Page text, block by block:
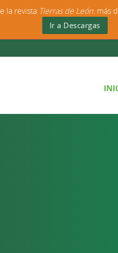
la revista Tierras de León: más
Ir a Descargas